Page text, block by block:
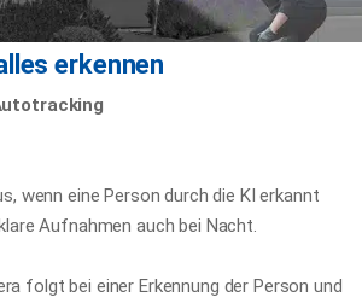
erkennen
wenn eine Person durch die KI erkannt
Aufnahmen auch bei Nacht.
folgt bei einer Erkennung der Person und